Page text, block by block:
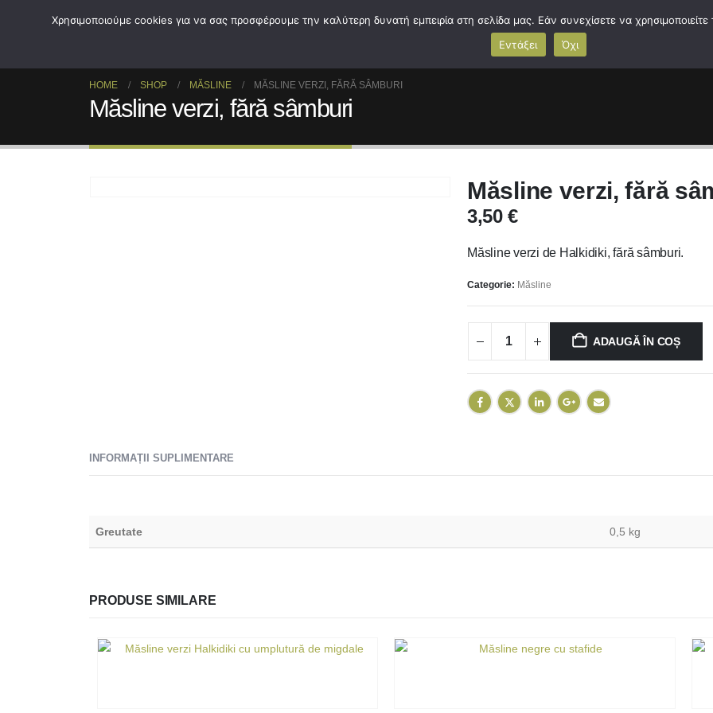
Acasă Magazin Despre Noi Contactați-Ne Română
HOME SHOP MĂSLINE MĂSLINE VERZI, FĂRĂ SÂMBURI
Măsline verzi, fără sâmburi
Măsline verzi, fără
3,50 €
Măsline verzi de Halkidiki, fără sâmburi.
Categorie: Măsline
ADAUGĂ ÎN COȘ
INFORMAȚII SUPLIMENTARE
Greutate 0,5 kg
PRODUSE SIMILARE
Χρησιμοποιούμε cookies για να σας προσφέρουμε την καλύτερη δυνατή εμπειρία στη σελίδα μας. Εάν συνεχίσετε να
Εντάξει
Όχι